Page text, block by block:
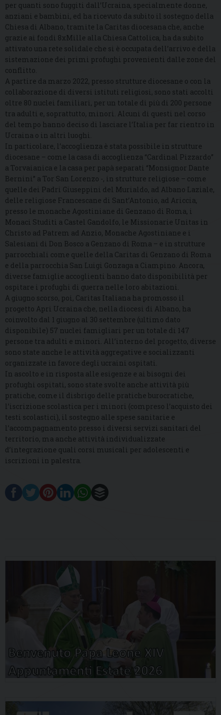
per quanti sono fuggiti dall’Ucraina, specialmente donne,
anziani e bambini, ed ha ricevuto da subito il sostegno della
Chiesa di Albano, tramite la Caritas diocesana che, anche
grazie ai fondi 8xMille alla Chiesa Cattolica, ha da subito
attivato una rete solidale che si è occupata dell’arrivo e della
sistemazione dei primi profughi provenienti dalle zone del
conflitto.
A partire da marzo 2022, presso strutture diocesane o con la
collaborazione di diversi istituti religiosi, sono stati accolti
oltre 80 nuclei familiari, per un totale di più di 200 persone
tra adulti e, soprattutto, minori. Alcuni di questi nel corso
del tempo hanno deciso di lasciare l’Italia per far rientro in
Ucraina o in altri luoghi.
In particolare, l’accoglienza è stata possibile in strutture
diocesane – come la casa di accoglienza “Cardinal Pizzardo”
a Torvaianica e la casa per papà separati “Monsignor Dante
Bernini” a Tor San Lorenzo -, in strutture religiose – come
quelle dei Padri Giuseppini del Murialdo, ad Albano Laziale,
delle religiose Francescane di Sant’Antonio, ad Ariccia,
presso le monache Agostiniane di Genzano di Roma, i
Monaci Studiti a Castel Gandolfo, le Missionarie Unitas in
Christo ad Patrem ad Anzio, Monache Agostiniane e i
Salesiani di Don Bosco a Genzano di Roma – e in strutture
parrocchiali come quelle della Caritas di Genzano di Roma
e della parrocchia San Luigi Gonzaga a Ciampino. Ancora,
diverse famiglie accoglienti hanno dato disponibilità per
ospitare i profughi di guerra nelle loro abitazioni.
A giugno scorso, poi, Caritas Italiana ha promosso il
progetto Apri Ucraina che, nella diocesi di Albano, ha
coinvolto dal 1 giugno al 30 settembre (ultimo dato
disponibile) 57 nuclei famigliari per un totale di 147
persone tra adulti e minori. All’interno del progetto, diverse
sono state anche le attività aggregative e socializzanti
organizzate in favore degli ucraini ospitati.
In ascolto e in risposta alle esigenze e ai bisogni dei
profughi ospitati, sono state svolte anche attività più
pratiche, come il disbrigo delle pratiche burocratiche,
l’iscrizione scolastica per i minori (compreso l’acquisto dei
testi scolastici), il sostegno alle spese sanitarie e
l’accompagnamento presso i diversi servizi sanitari del
territorio, ma anche attività individualizzate
d’integrazione quali corsi musicali per adolescenti e
iscrizioni in palestra.